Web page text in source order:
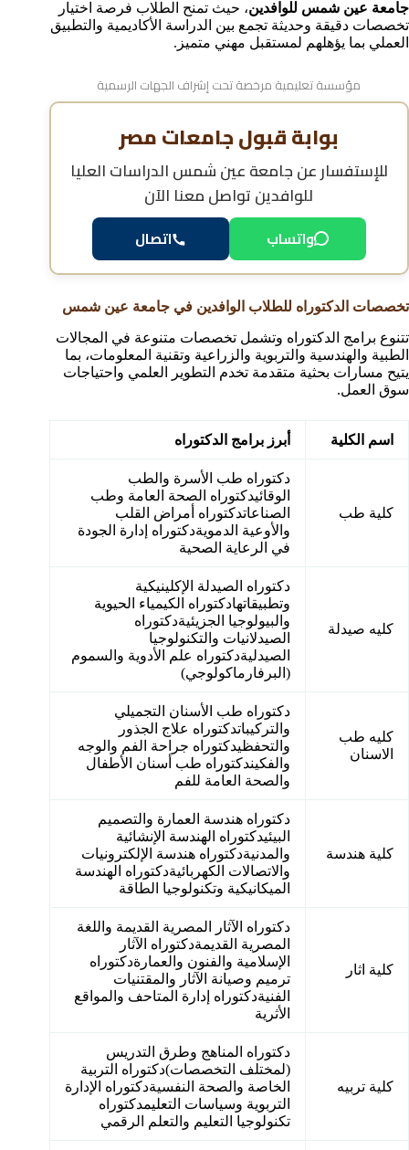
جامعة عين شمس للوافدين، حيث تمنح الطلاب فرصة اختيار
تخصصات دقيقة وحديثة تجمع بين الدراسة الأكاديمية والتطبيق
العملي بما يؤهلهم لمستقبل مهني متميز.
مؤسسة تعليمية مرخصة تحت إشراف الجهات الرسمية
بوابة قبول جامعات مصر
للإستفسار عنجامعة عين شمس الدراسات العليا
للوافدينتواصل معنا الآن
واتساب اتصال
تخصصات الدكتوراه للطلاب الوافدين في جامعة عين شمس
تتنوع برامج الدكتوراه وتشمل تخصصات متنوعة في المجالات
الطبية والهندسية والتربوية والزراعية وتقنية المعلومات، بما
يتيح مسارات بحثية متقدمة تخدم التطوير العلمي واحتياجات
سوق العمل.
اسم الكلية أبرز برامج الدكتوراه
كلية طب
دكتوراه طب الأسرة والطب
الوقائيدكتوراه الصحة العامة وطب
الصناعاتدكتوراه أمراض القلب
والأوعية الدمويةدكتوراه إدارة الجودة
في الرعاية الصحية
كليه صيدلة
دكتوراه الصيدلة الإكلينيكية
وتطبيقاتهادكتوراه الكيمياء الحيوية
والبيولوجيا الجزيئيةدكتوراه
الصيدلانيات والتكنولوجيا
الصيدليةدكتوراه علم الأدوية والسموم
(البرفارماكولوجي)
كليه طب
الاسنان
دكتوراه طب الأسنان التجميلي
والتركيباتدكتوراه علاج الجذور
والتحفظيدكتوراه جراحة الفم والوجه
والفكيندكتوراه طب أسنان الأطفال
والصحة العامة للفم
كلية هندسة
دكتوراه هندسة العمارة والتصميم
البيئيدكتوراه الهندسة الإنشائية
والمدنيةدكتوراه هندسة الإلكترونيات
والاتصالات الكهربائيةدكتوراه الهندسة
الميكانيكية وتكنولوجيا الطاقة
كلية اثار
دكتوراه الآثار المصرية القديمة واللغة
المصرية القديمةدكتوراه الآثار
الإسلامية والفنون والعمارةدكتوراه
ترميم وصيانة الآثار والمقتنيات
الفنيةدكتوراه إدارة المتاحف والمواقع
الأثرية
كلية تربيه
دكتوراه المناهج وطرق التدريس
(لمختلف التخصصات)دكتوراه التربية
الخاصة والصحة النفسيةدكتوراه الإدارة
التربوية وسياسات التعليمدكتوراه
تكنولوجيا التعليم والتعلم الرقمي